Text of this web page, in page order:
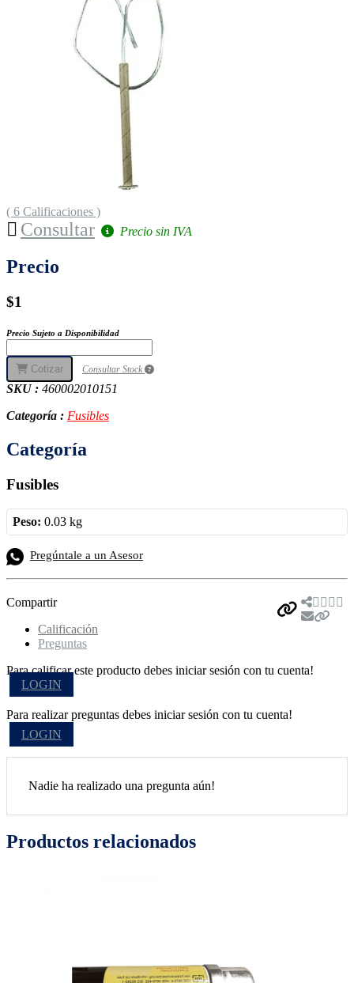
( 6 Calificaciones )
Consultar Precio sin IVA
Precio
$1
Precio Sujeto a Disponibilidad
Cotizar Consultar Stock
SKU : 460002010151
Categoría : Fusibles
Categoría
Fusibles
Peso: 0.03 kg
Pregúntale a un Asesor
Compartir
Calificación
Preguntas
Para calificar este producto debes iniciar sesión con tu cuenta!
LOGIN
Para realizar preguntas debes iniciar sesión con tu cuenta!
LOGIN
Nadie ha realizado una pregunta aún!
Productos relacionados